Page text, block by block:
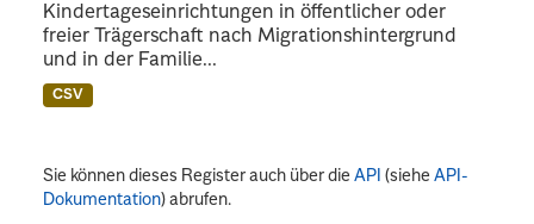
Kindertageseinrichtungen in öffentlicher oder
freier Trägerschaft nach Migrationshintergrund
und in der Familie...
CSV
Sie können dieses Register auch über dieAPI (sieheAPI-
Dokumentation) abrufen.